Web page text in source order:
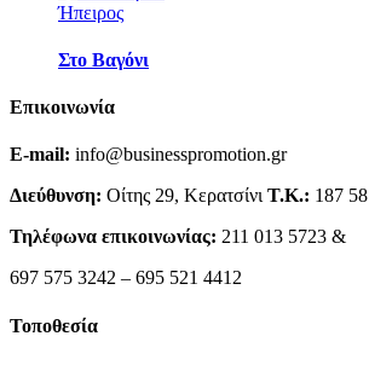
Ήπειρος
Στο Βαγόνι
Επικοινωνία
E-mail: info@businesspromotion.gr
Διεύθυνση: Οίτης 29, Κερατσίνι Τ.Κ.: 187 58
Τηλέφωνα επικοινωνίας: 211 013 5723 &
697 575 3242 – 695 521 4412
Τοποθεσία